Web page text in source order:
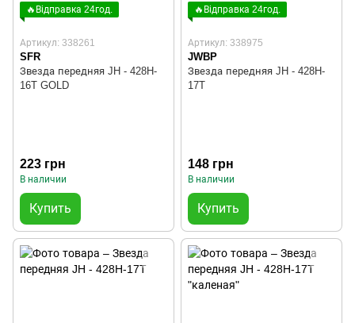
🔥Відправка 24год.
Артикул: 338261
SFR
Звезда передняя JH - 428H-
16T GOLD
223 грн
В наличии
Купить
🔥Відправка 24год.
Артикул: 338975
JWBP
Звезда передняя JH - 428H-
17T
148 грн
В наличии
Купить